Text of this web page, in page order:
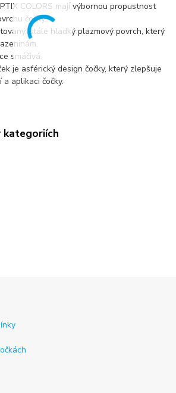
COLORS mají výbornou propustnost
čočky.
stále hladký plazmový povrch, který
smáčivá.
je asférický design čočky, který zlepšuje
aplikaci čočky.
kategoriích